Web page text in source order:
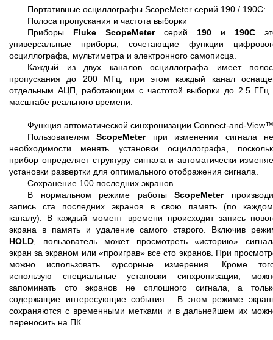
Портативные осциллографы ScopeMeter серий 190 / 190C:
Полоса пропускания и частота выборки
Приборы Fluke ScopeMeterсерий 190 и 190С
универсальные приборы, сочетающие функции
осциллографа, мультиметра и электронного самописца.
Каждый из двух каналов осциллографа имеет
пропускания до 200 МГц, при этом каждый канал
отдельным АЦП, работающим с частотой выборки до 2.5 ГГц
масштабе реального времени.
Функция автоматической синхронизации Connect-and-View™
ПользователямScopeMeterпри изменении сигнала
необходимости менять установки осциллографа,
прибор определяет структуру сигнала и автоматически
установки развертки для оптимального отображения сигнала.
Сохранение 100 последних экранов
В нормальном режиме работыScopeMeter
запись ста последних экранов в свою память (по
каналу). В каждый момент времени происходит запись
экрана в память и удаление самого старого. Включив
HOLD , пользователь может просмотреть «историю»
экран за экраном или «проиграв» все сто экранов. При
можно использовать курсорные измерения. Кроме
использую специальные установки синхронизации,
запоминать сто экранов не сплошного сигнала, а
содержащие интересующие события. В этом режиме
сохраняются с временными метками и в дальнейшем их
переносить на ПК.